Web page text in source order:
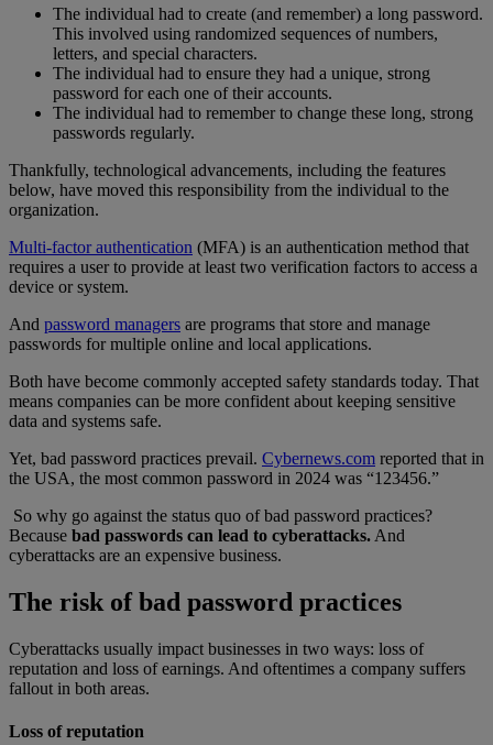
The individual had to create (and remember) a long password.
This involved using randomized sequences of numbers,
letters, and special characters.
The individual had to ensure they had a unique, strong
password for each one of their accounts.
The individual had to remember to change these long, strong
passwords regularly.
Thankfully, technological advancements, including the features
below, have moved this responsibility from the individual to the
organization.
Multi-factor authentication (MFA) is an authentication method that
requires a user to provide at least two verification factors to access a
device or system.
And password managers are programs that store and manage
passwords for multiple online and local applications.
Both have become commonly accepted safety standards today. That
means companies can be more confident about keeping sensitive
data and systems safe.
Yet, bad password practices prevail. Cybernews.com reported that in
the USA, the most common password in 2024 was “123456.”
So why go against the status quo of bad password practices?
Because bad passwords can lead to cyberattacks. And
cyberattacks are an expensive business.
The risk of bad password practices
Cyberattacks usually impact businesses in two ways: loss of
reputation and loss of earnings. And oftentimes a company suffers
fallout in both areas.
Loss of reputation